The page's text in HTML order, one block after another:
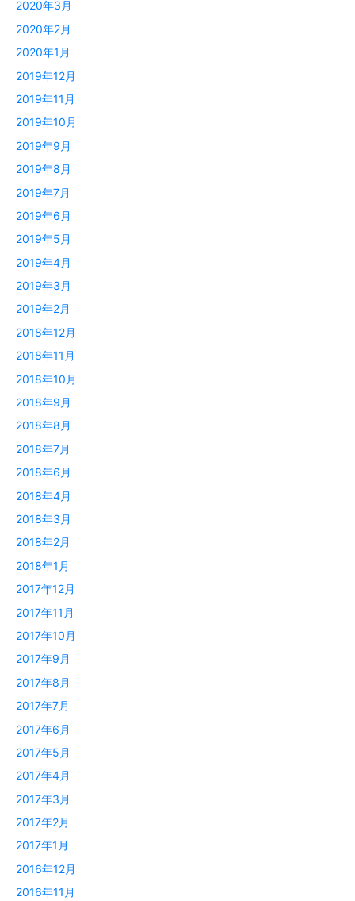
2020年3月
2020年2月
2020年1月
2019年12月
2019年11月
2019年10月
2019年9月
2019年8月
2019年7月
2019年6月
2019年5月
2019年4月
2019年3月
2019年2月
2018年12月
2018年11月
2018年10月
2018年9月
2018年8月
2018年7月
2018年6月
2018年4月
2018年3月
2018年2月
2018年1月
2017年12月
2017年11月
2017年10月
2017年9月
2017年8月
2017年7月
2017年6月
2017年5月
2017年4月
2017年3月
2017年2月
2017年1月
2016年12月
2016年11月